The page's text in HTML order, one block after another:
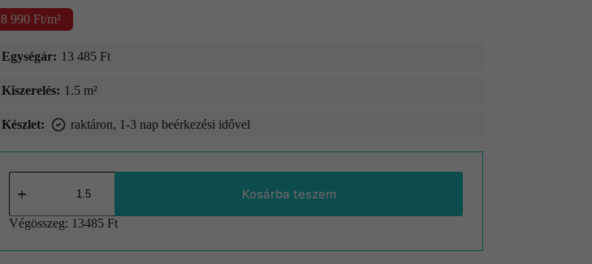
8 990 Ft/m²
Egységár: 13 485 Ft
Kiszerelés: 1.5 m²
Készlet: raktáron, 1-3 nap beérkezési idővel
Kosárba teszem
Végösszeg: 13485 Ft